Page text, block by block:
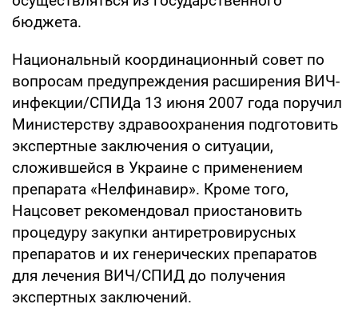
бюджета.
Национальный координационный совет по
вопросам предупреждения расширения ВИЧ-
инфекции/СПИДа 13 июня 2007 года поручил
Министерству здравоохранения подготовить
экспертные заключения о ситуации,
сложившейся в Украине с применением
препарата «Нелфинавир». Кроме того,
Нацсовет рекомендовал приостановить
процедуру закупки антиретровирусных
препаратов и их генерических препаратов
для лечения ВИЧ/СПИД до получения
экспертных заключений.